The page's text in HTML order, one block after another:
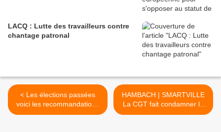
LACQ : Lutte des travailleurs contre
chantage patronal
< Les élections passées
voici les recommandations
du Conseil de l'Europe !
HAMBACH | SMARTVILLE
La CGT fait condamner la
direction de Faurecia ! >